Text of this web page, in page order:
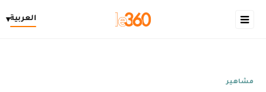
العربية▾
مشاهير